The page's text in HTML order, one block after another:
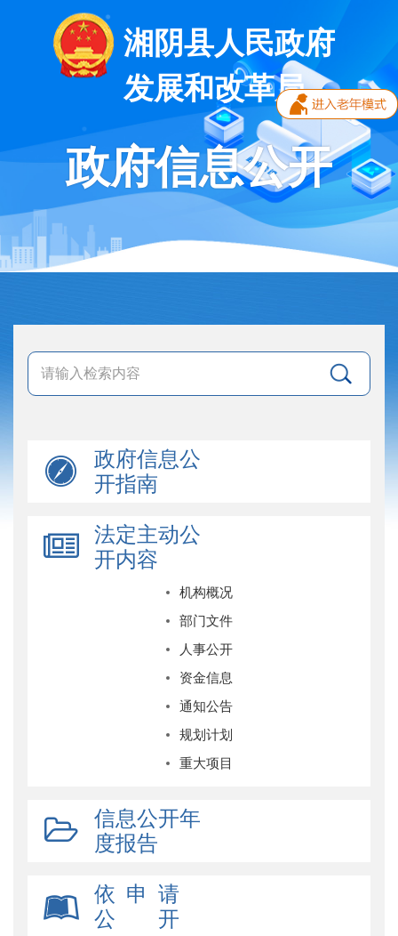
湘阴县人民政府
发展和改革局
政府信息公开
政府信息公
开指南
法定主动公
开内容
机构概况
部门文件
人事公开
资金信息
通知公告
规划计划
重大项目
信息公开年
度报告
依 申 请
公 开